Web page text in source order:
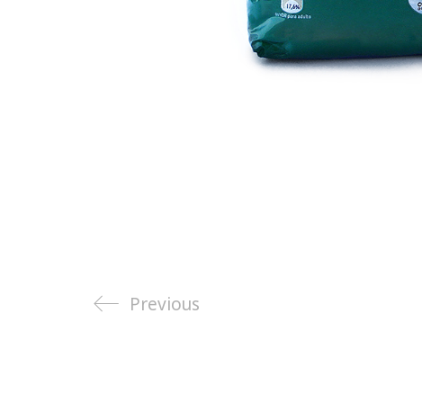
Previous